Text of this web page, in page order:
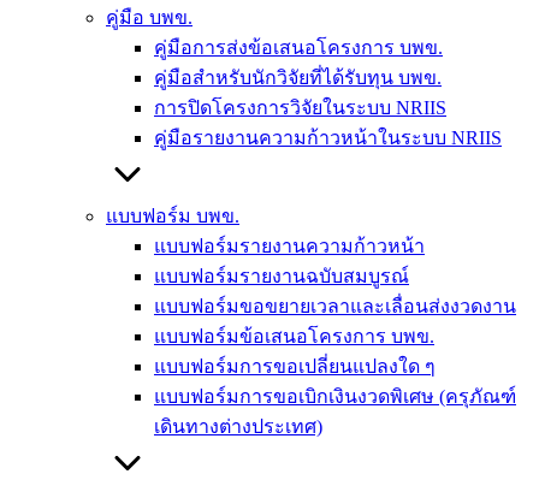
คู่มือ บพข.
คู่มือการส่งข้อเสนอโครงการ บพข.
คู่มือสำหรับนักวิจัยที่ได้รับทุน บพข.
การปิดโครงการวิจัยในระบบ NRIIS
คู่มือรายงานความก้าวหน้าในระบบ NRIIS
แบบฟอร์ม บพข.
แบบฟอร์มรายงานความก้าวหน้า
แบบฟอร์มรายงานฉบับสมบูรณ์
แบบฟอร์มขอขยายเวลาและเลื่อนส่งงวดงาน
แบบฟอร์มข้อเสนอโครงการ บพข.
แบบฟอร์มการขอเปลี่ยนแปลงใด ๆ
แบบฟอร์มการขอเบิกเงินงวดพิเศษ (ครุภัณฑ์
เดินทางต่างประเทศ)